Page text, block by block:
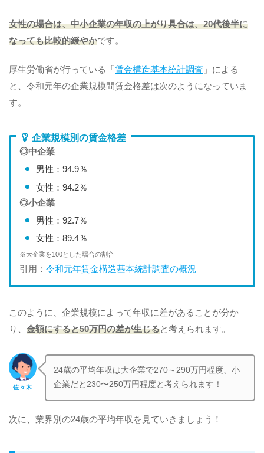
女性の場合は、中小企業の年収の上がり具合は、20代後半に
なっても比較的緩やかです。
厚生労働省が行っている「 賃金構造基本統計調査 」による
と、令和元年の企業規模間賃金格差は次のようになっていま
す。
企業規模別の賃金格差
◎中企業
男性：94.9％
女性：94.2％
◎小企業
男性：92.7％
女性：89.4％
※大企業を100とした場合の割合
引用： 令和元年賃金構造基本統計調査の概況
このように、企業規模によって年収に差があることが分か
り、 金額にすると50万円の差が生じると考えられます。
佐々木
24歳の平均年収は大企業で270～290万円程度、小
企業だと230〜250万円程度と考えられます！
次に、業界別の24歳の平均年収を見ていきましょう！